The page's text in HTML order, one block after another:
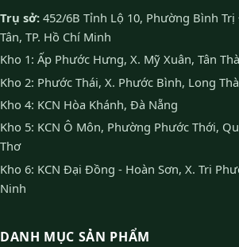
Trụ sở: 452/6B Tỉnh Lộ 10, Phường Bình
Tân, TP. Hồ Chí Minh
Kho 1: Ấp Phước Hưng, X. Mỹ Xuân, Tân
Kho 2: Phước Thái, X. Phước Bình, Long
Kho 4: KCN Hòa Khánh, Đà Nẵng
Kho 5: KCN Ô Môn, Phường Phước Thới,
Thơ
Kho 6: KCN Đại Đồng - Hoàn Sơn, X. Tri
Ninh
DANH MỤC SẢN PHẨM